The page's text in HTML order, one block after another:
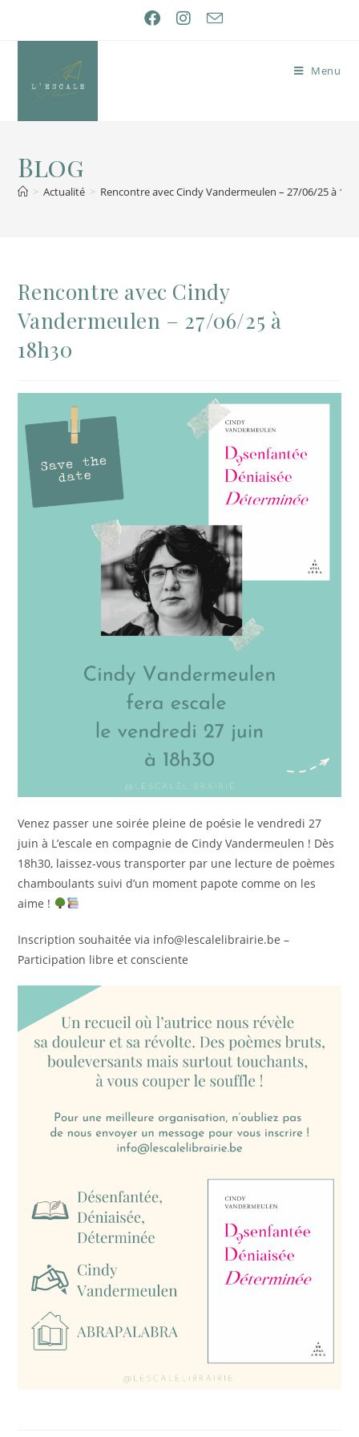
Menu
Blog
> Actualité > Rencontre avec Cindy Vandermeulen – 27/06/25 à
Rencontre avec Cindy
Vandermeulen – 27/06/25 à
18h30
Venez passer une soirée pleine de poésie le vendredi 27
juin à L’escale en compagnie de Cindy Vandermeulen ! Dès
18h30, laissez-vous transporter par une lecture de poèmes
chamboulants suivi d’un moment papote comme on les
aime !
Inscription souhaitée via info@lescalelibrairie.be –
Participation libre et consciente